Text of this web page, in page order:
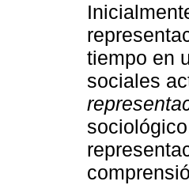
tiempo en
sociales